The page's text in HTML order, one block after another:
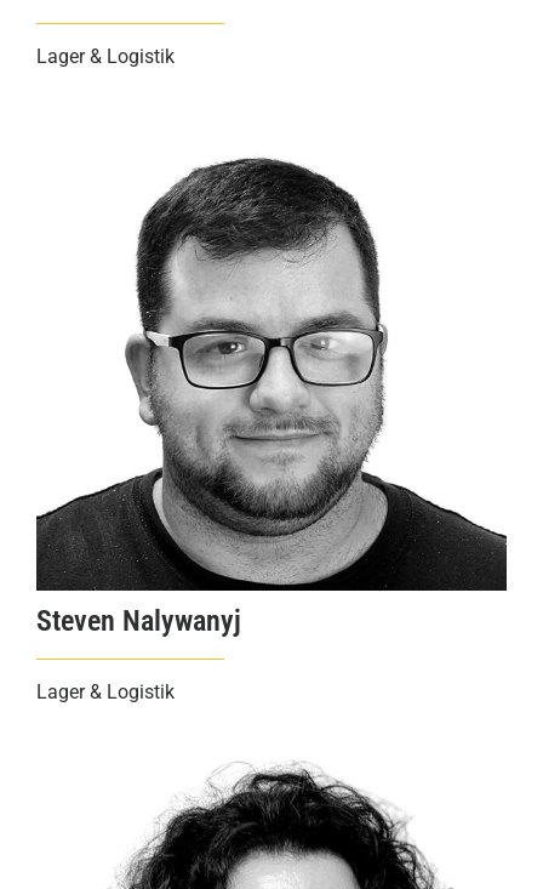
Lager & Logistik
Steven Nalywanyj
Lager & Logistik